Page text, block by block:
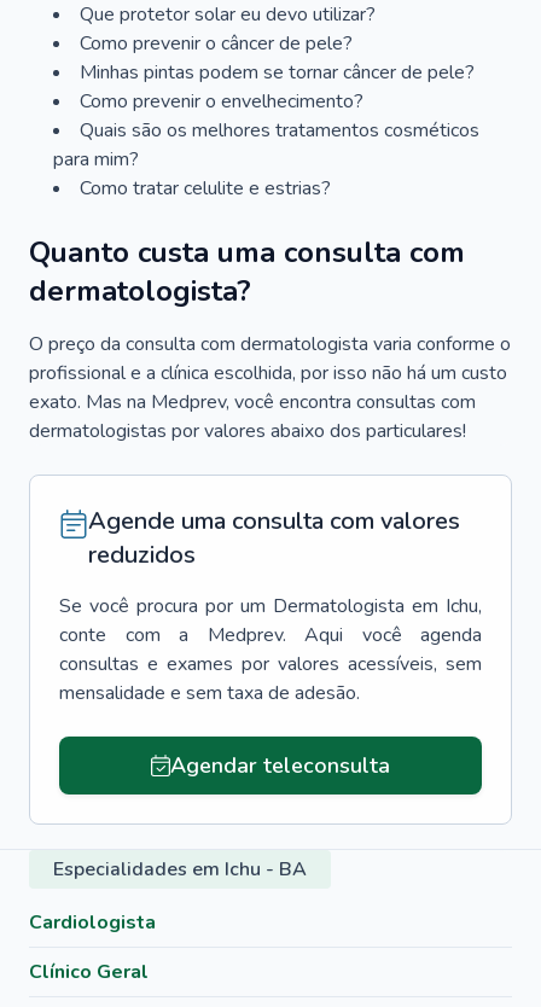
Que protetor solar eu devo utilizar?
Como prevenir o câncer de pele?
Minhas pintas podem se tornar câncer de pele?
Como prevenir o envelhecimento?
Quais são os melhores tratamentos cosméticos
para mim?
Como tratar celulite e estrias?
Quanto custa uma consulta com
dermatologista?
O preço da consulta com dermatologista varia conforme o
profissional e a clínica escolhida, por isso não há um custo
exato. Mas na Medprev, você encontra consultas com
dermatologistas por valores abaixo dos particulares!
Agende uma consulta com valores
reduzidos
Se você procura por um Dermatologista em Ichu,
conte com a Medprev. Aqui você agenda
consultas e exames por valores acessíveis, sem
mensalidade e sem taxa de adesão.
Agendar teleconsulta
Especialidades em Ichu - BA
Cardiologista
Clínico Geral